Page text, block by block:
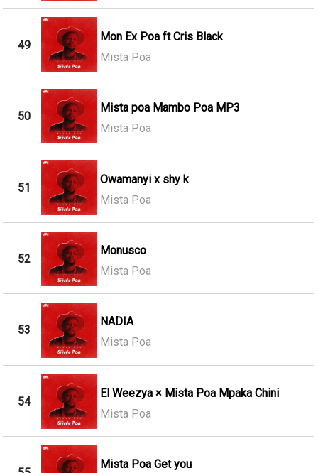
49
Mon Ex Poa ft Cris Black
Mista Poa
50
Mista poa Mambo Poa MP3
Mista Poa
51
Owamanyi x shy k
Mista Poa
52
Monusco
Mista Poa
53
NADIA
Mista Poa
54
El Weezya × Mista Poa Mpaka Chini
Mista Poa
Mista Poa Get you